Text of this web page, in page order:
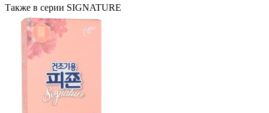
Также в серии SIGNATURE